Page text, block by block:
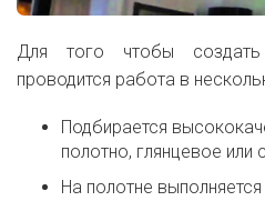
Для того чтобы создать
проводится работа в
Подбирается
полотно, глянцевое или
На полотне